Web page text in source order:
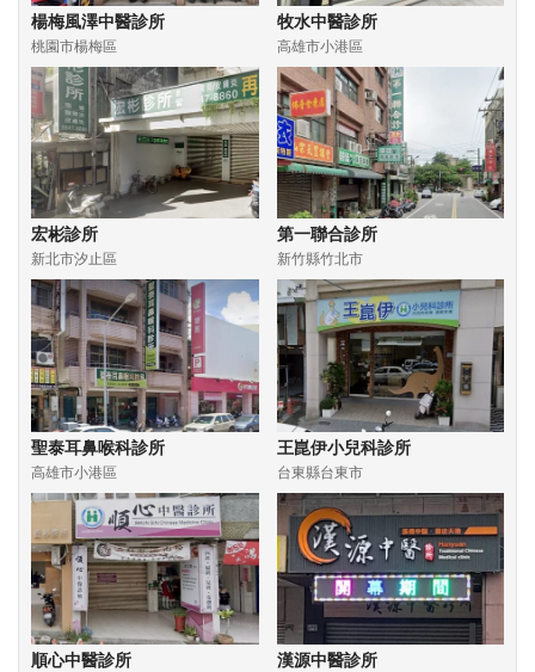
楊梅風澤中醫診所
桃園市楊梅區
牧水中醫診所
高雄市小港區
宏彬診所
新北市汐止區
第一聯合診所
新竹縣竹北市
聖泰耳鼻喉科診所
高雄市小港區
王崑伊小兒科診所
台東縣台東市
順心中醫診所 漢源中醫診所